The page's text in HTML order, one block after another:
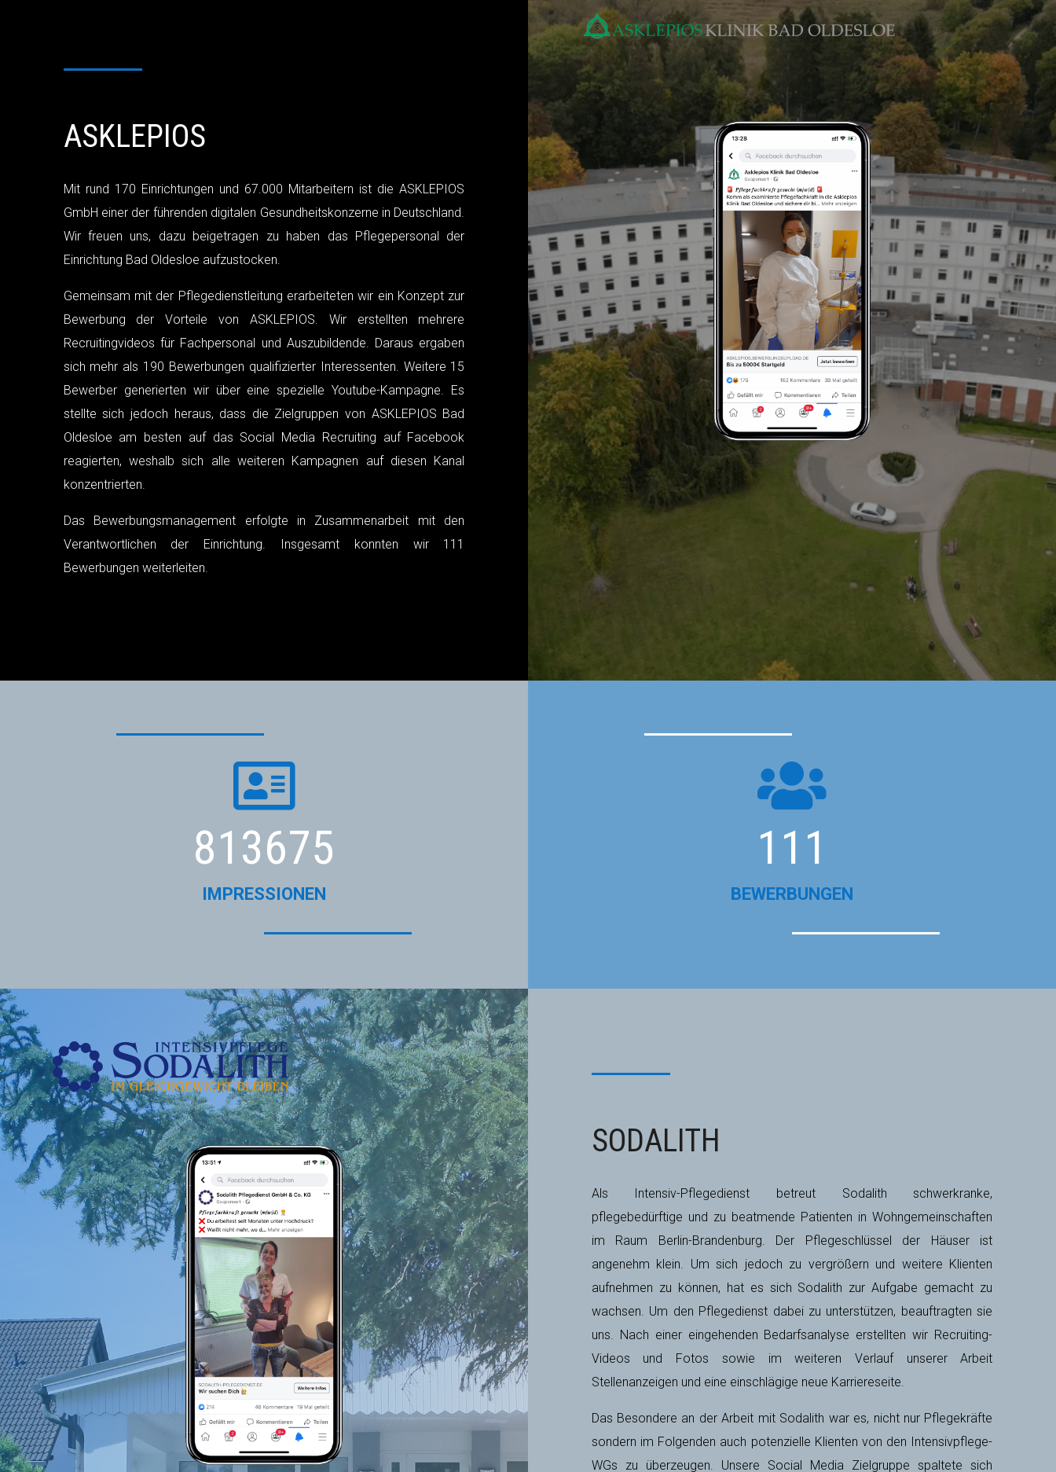
ASKLEPIOS
Mit rund 170 Einrichtungen und 67.000 Mitarbeitern ist die ASKLEPIOS
GmbH einer der führenden digitalen Gesundheitskonzerne in Deutschland.
Wir freuen uns, dazu beigetragen zu haben das Pflegepersonal der
Einrichtung Bad Oldesloe aufzustocken.
Gemeinsam mit der Pflegedienstleitung erarbeiteten wir ein Konzept zur
Bewerbung der Vorteile von ASKLEPIOS. Wir erstellten mehrere
Recruitingvideos für Fachpersonal und Auszubildende. Daraus ergaben
sich mehr als 190 Bewerbungen qualifizierter Interessenten. Weitere 15
Bewerber generierten wir über eine spezielle Youtube-Kampagne. Es
stellte sich jedoch heraus, dass die Zielgruppen von ASKLEPIOS Bad
Oldesloe am besten auf das Social Media Recruiting auf Facebook
reagierten, weshalb sich alle weiteren Kampagnen auf diesen Kanal
konzentrierten.
Das Bewerbungsmanagement erfolgte in Zusammenarbeit mit den
Verantwortlichen der Einrichtung. Insgesamt konnten wir 111
Bewerbungen weiterleiten.

813675
IMPRESSIONEN

111
BEWERBUNGEN
SODALITH
Als Intensiv-Pflegedienst betreut Sodalith schwerkranke,
pflegebedürftige und zu beatmende Patienten in Wohngemeinschaften
im Raum Berlin-Brandenburg. Der Pflegeschlüssel der Häuser ist
angenehm klein. Um sich jedoch zu vergrößern und weitere Klienten
aufnehmen zu können, hat es sich Sodalith zur Aufgabe gemacht zu
wachsen. Um den Pflegedienst dabei zu unterstützen, beauftragten sie
uns. Nach einer eingehenden Bedarfsanalyse erstellten wir Recruiting-
Videos und Fotos sowie im weiteren Verlauf unserer Arbeit
Stellenanzeigen und eine einschlägige neue Karriereseite.
Das Besondere an der Arbeit mit Sodalith war es, nicht nur Pflegekräfte
sondern im Folgenden auch potenzielle Klienten von den Intensivpflege-
WGs zu überzeugen. Unsere Social Media Zielgruppe spaltete sich